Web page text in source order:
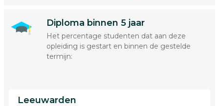
Diploma binnen 5 jaar
Het percentage studenten dat aan deze
opleiding is gestart en binnen de gestelde
termijn:
Leeuwarden